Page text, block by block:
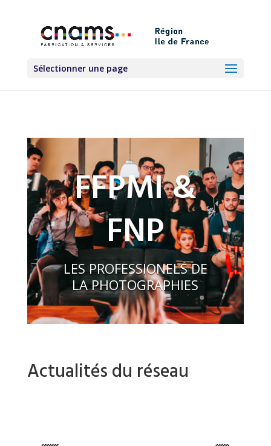
Sélectionner une page
FFPMI &
FNP
LES PROFESSIONELS DE
LA PHOTOGRAPHIES
Actualités du réseau